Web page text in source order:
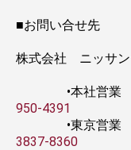
■お問い合せ先
株式会社 ニッサ
•本社営業
950-4391
•東京営業
3837-8360